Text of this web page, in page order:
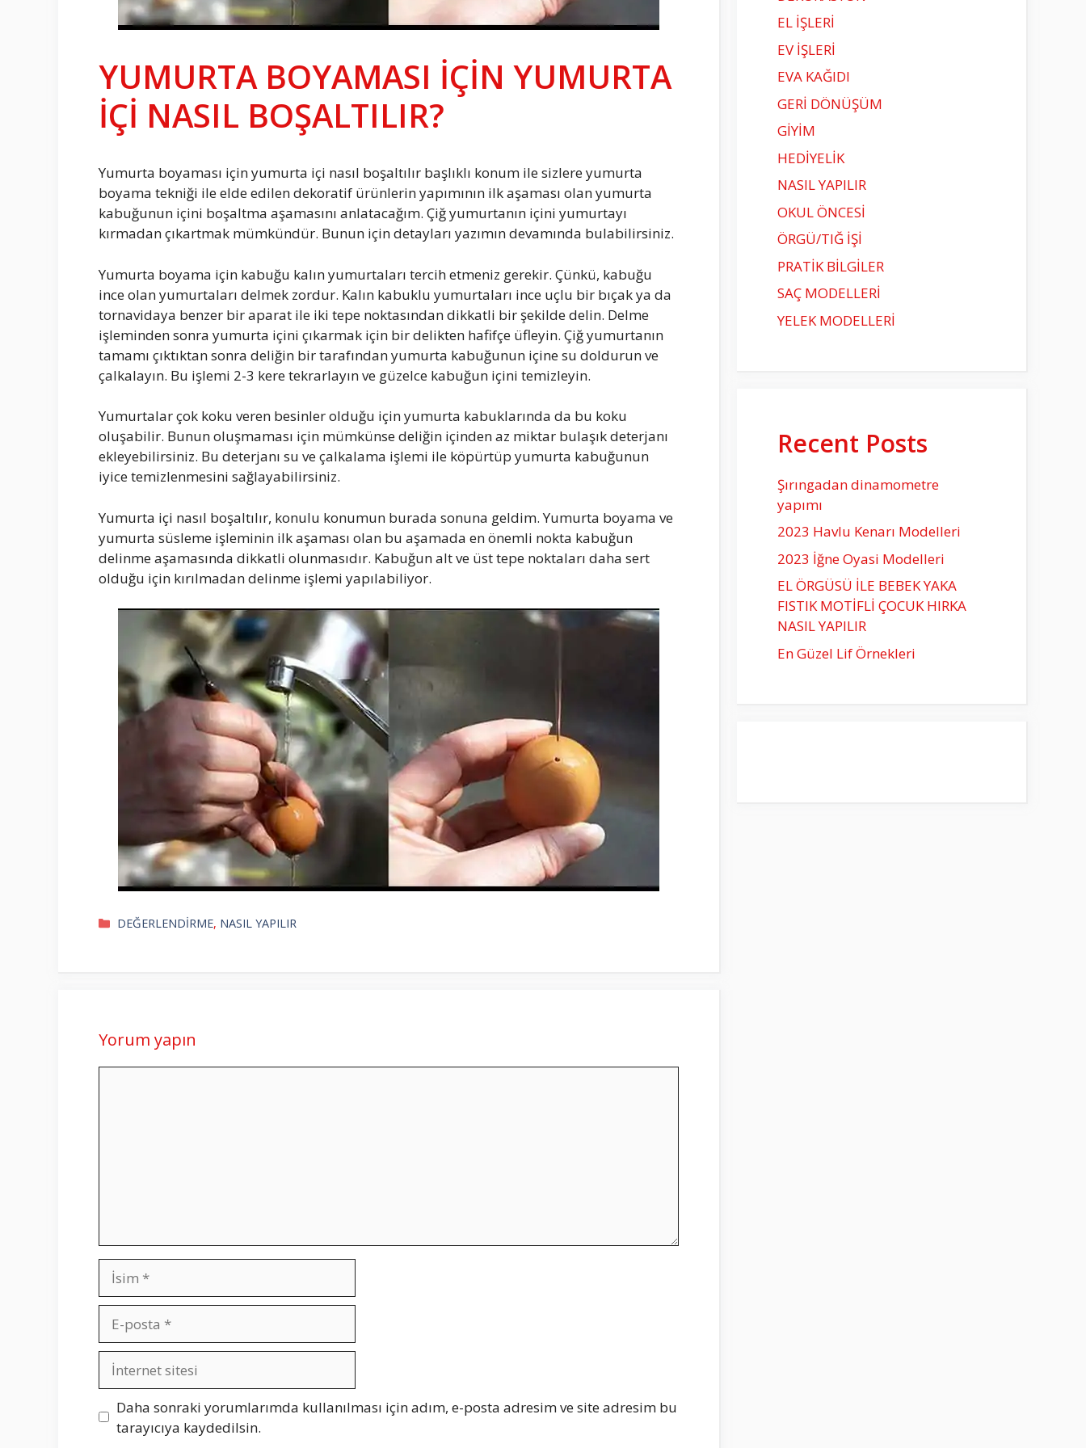
YUMURTA BOYAMASI İÇİN YUMURTA
İÇİ NASIL BOŞALTILIR?
Yumurta boyaması için yumurta içi nasıl boşaltılır başlıklı konum ile sizlere yumurta
boyama tekniği ile elde edilen dekoratif ürünlerin yapımının ilk aşaması olan yumurta
kabuğunun içini boşaltma aşamasını anlatacağım. Çiğ yumurtanın içini yumurtayı
kırmadan çıkartmak mümkündür. Bunun için detayları yazımın devamında bulabilirsiniz.
Yumurta boyama için kabuğu kalın yumurtaları tercih etmeniz gerekir. Çünkü, kabuğu
ince olan yumurtaları delmek zordur. Kalın kabuklu yumurtaları ince uçlu bir bıçak ya da
tornavidaya benzer bir aparat ile iki tepe noktasından dikkatli bir şekilde delin. Delme
işleminden sonra yumurta içini çıkarmak için bir delikten hafifçe üfleyin. Çiğ yumurtanın
tamamı çıktıktan sonra deliğin bir tarafından yumurta kabuğunun içine su doldurun ve
çalkalayın. Bu işlemi 2-3 kere tekrarlayın ve güzelce kabuğun içini temizleyin.
Yumurtalar çok koku veren besinler olduğu için yumurta kabuklarında da bu koku
oluşabilir. Bunun oluşmaması için mümkünse deliğin içinden az miktar bulaşık deterjanı
ekleyebilirsiniz. Bu deterjanı su ve çalkalama işlemi ile köpürtüp yumurta kabuğunun
iyice temizlenmesini sağlayabilirsiniz.
Yumurta içi nasıl boşaltılır, konulu konumun burada sonuna geldim. Yumurta boyama ve
yumurta süsleme işleminin ilk aşaması olan bu aşamada en önemli nokta kabuğun
delinme aşamasında dikkatli olunmasıdır. Kabuğun alt ve üst tepe noktaları daha sert
olduğu için kırılmadan delinme işlemi yapılabiliyor.
Kategoriler
DEĞERLENDİRME, NASIL YAPILIR
Yorum yapın
İsim
posta
İnternet
sitesi
Daha sonraki yorumlarımda kullanılması için adım, e-posta adresim ve site adresim bu
tarayıcıya kaydedilsin.
EL İŞLERİ
EV İŞLERİ
EVA KAĞIDI
GERİ DÖNÜŞÜM
GİYİM
HEDİYELİK
NASIL YAPILIR
OKUL ÖNCESİ
ÖRGÜ/TIĞ İŞİ
PRATİK BİLGİLER
SAÇ MODELLERİ
YELEK MODELLERİ
Recent Posts
Şırıngadan dinamometre
yapımı
2023 Havlu Kenarı Modelleri
2023 İğne Oyasi Modelleri
EL ÖRGÜSÜ İLE BEBEK YAKA
FISTIK MOTİFLİ ÇOCUK HIRKA
NASIL YAPILIR
En Güzel Lif Örnekleri